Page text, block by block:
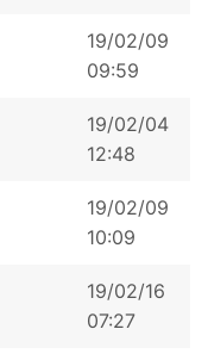
19/02/09
09:59
19/02/04
12:48
19/02/09
10:09
19/02/16
07:27